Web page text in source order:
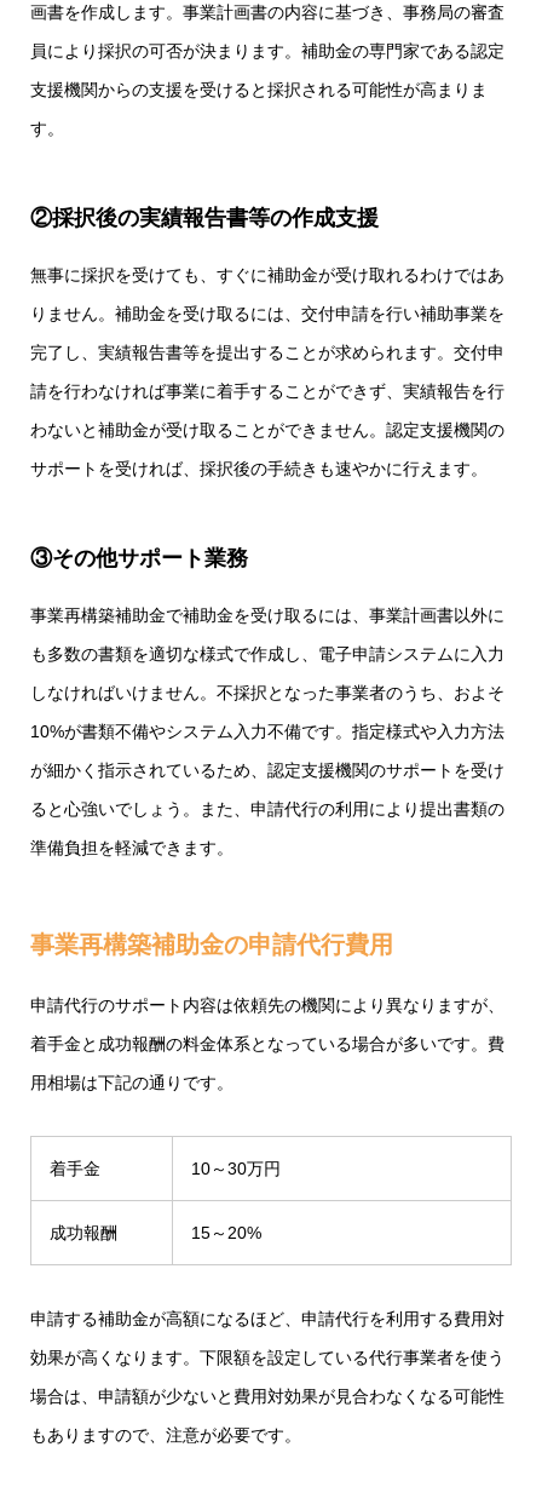
画書を作成します。事業計画書の内容に基づき、事務局の審査
員により採択の可否が決まります。補助金の専門家である認定
支援機関からの支援を受けると採択される可能性が高まりま
す。
②採択後の実績報告書等の作成支援
無事に採択を受けても、すぐに補助金が受け取れるわけではあ
りません。補助金を受け取るには、交付申請を行い補助事業を
完了し、実績報告書等を提出することが求められます。交付申
請を行わなければ事業に着手することができず、実績報告を行
わないと補助金が受け取ることができません。認定支援機関の
サポートを受ければ、採択後の手続きも速やかに行えます。
③その他サポート業務
事業再構築補助金で補助金を受け取るには、事業計画書以外に
も多数の書類を適切な様式で作成し、電子申請システムに入力
しなければいけません。不採択となった事業者のうち、およそ
10%が書類不備やシステム入力不備です。指定様式や入力方法
が細かく指示されているため、認定支援機関のサポートを受け
ると心強いでしょう。また、申請代行の利用により提出書類の
準備負担を軽減できます。
事業再構築補助金の申請代行費用
申請代行のサポート内容は依頼先の機関により異なりますが、
着手金と成功報酬の料金体系となっている場合が多いです。費
用相場は下記の通りです。
着手金 10～30万円
成功報酬 15～20%
申請する補助金が高額になるほど、申請代行を利用する費用対
効果が高くなります。下限額を設定している代行事業者を使う
場合は、申請額が少ないと費用対効果が見合わなくなる可能性
もありますので、注意が必要です。